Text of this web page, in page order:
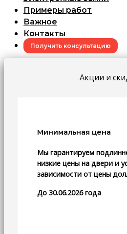
Примеры работ
Важное
Контакты
Получить консультацию
Акции и
Минимальная цена
Мы гарантируем
низкие цены на двери и
зависимости от цены
До 30.06.2026 года